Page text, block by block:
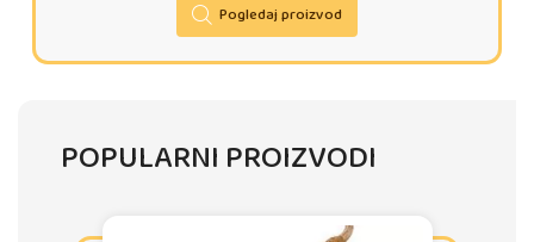
Pogledaj proizvod
POPULARNI PROIZVODI